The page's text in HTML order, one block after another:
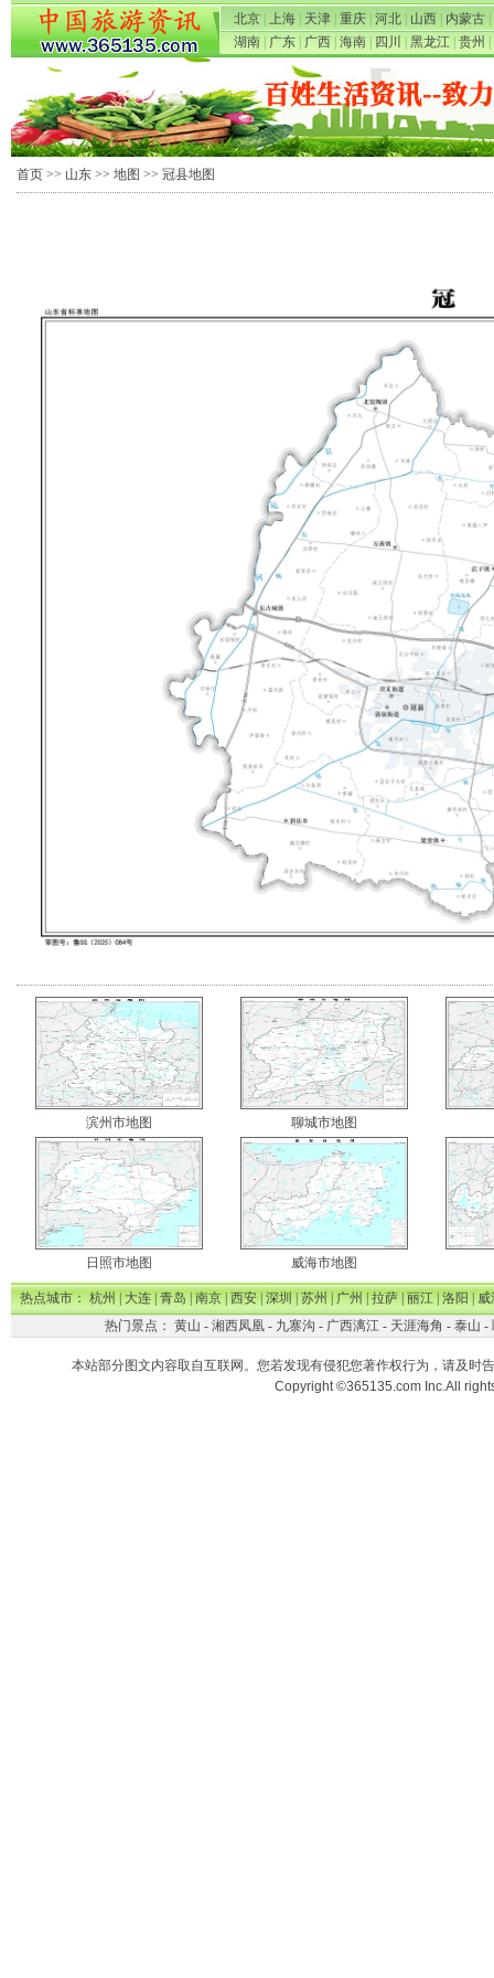
北京 上海 天津 重庆 河北 山西 内蒙古
湖南
广东 广西 海南 四川 黑龙江 贵州
首页 >> 山东 >> 地图 >> 冠县地图
滨州市地图 聊城市地图
日照市地图 威海市地图
热点城市：杭州|大连|青岛|南京|西安|深圳|苏州|广州|拉萨|丽江|洛阳|威
热门景点： 黄山 - 湘西凤凰- 九寨沟 - 广西漓江- 天涯海角 - 泰山 -
本站部分图文内容取自互联网。您若发现有侵犯您著作权行为，请及时
Copyright ©365135.com Inc.All